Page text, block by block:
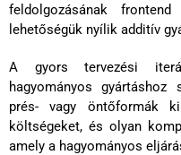
feldolgozásának
lehetőségük nyílik additív
A gyors tervezési
hagyományos gyártáshoz
prés- vagy öntőformák
költségeket, és olyan
amely a hagyományos